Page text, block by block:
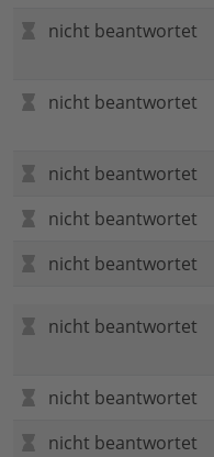
nicht beantwortet
nicht beantwortet
nicht beantwortet
nicht beantwortet
nicht beantwortet
nicht beantwortet
nicht beantwortet
nicht beantwortet